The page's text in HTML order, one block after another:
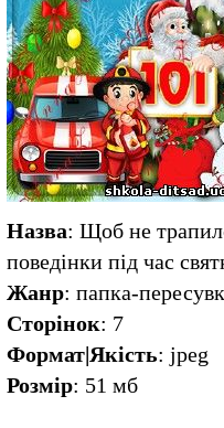
Назва: Щоб не
поведінки під час
Жанр: папка-
Сторінок: 7
Формат|Якість: jpeg
Розмір: 51 мб